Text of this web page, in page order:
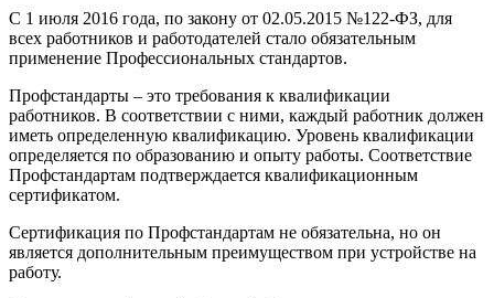
С 1 июля 2016 года, по закону от 02.05.2015 №122-ФЗ, для
всех работников и работодателей стало обязательным
применение Профессиональных стандартов.
Профстандарты – это требования к квалификации
работников. В соответствии с ними, каждый работник должен
иметь определенную квалификацию. Уровень квалификации
определяется по образованию и опыту работы. Соответствие
Профстандартам подтверждается квалификационным
сертификатом.
Сертификация по Профстандартам не обязательна, но он
является дополнительным преимуществом при устройстве на
работу.